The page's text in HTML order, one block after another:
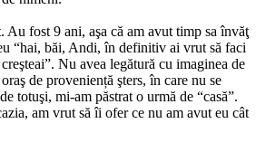
fost 9 ani, aşa că am avut timp sa învăţ
“hai, băi, Andi, în definitiv ai vrut să faci
Nu avea legătură cu imaginea de
de proveniență şters, în care nu se
totuşi, mi-am păstrat o urmă de “casă”.
am vrut să îi ofer ce nu am avut eu cât